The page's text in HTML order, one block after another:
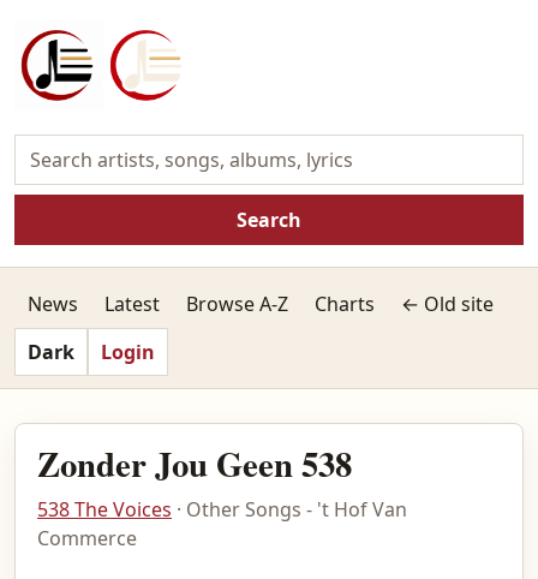
Search
News Latest Browse A-Z Charts
← Old site
Dark
Login
Zonder Jou Geen 538
538 The Voices · Other Songs - 't Hof Van
Commerce